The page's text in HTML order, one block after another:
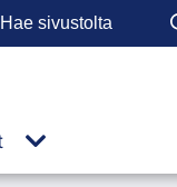
Hae
Julkaisut
alasivut